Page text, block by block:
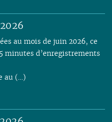
au mois de juin 2026, ce
minutes d’enregistrements
au (…)